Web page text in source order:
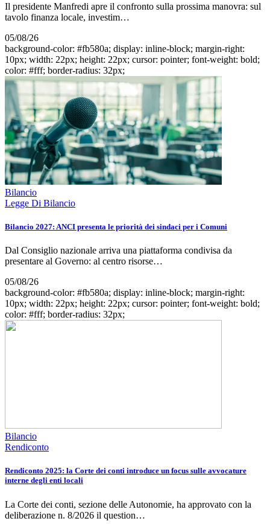
Il presidente Manfredi apre il confronto sulla prossima manovra: sul
tavolo finanza locale, investim…
05/08/26
background-color: #fb580a; display: inline-block; margin-right:
10px; width: 22px; height: 22px; cursor: pointer; font-weight: bold;
color: #fff; border-radius: 32px;
Bilancio
Legge Di Bilancio
Bilancio 2027: ANCI presenta le priorità dei sindaci per i Comuni
Dal Consiglio nazionale arriva una piattaforma condivisa da
presentare al Governo: al centro risorse…
05/08/26
background-color: #fb580a; display: inline-block; margin-right:
10px; width: 22px; height: 22px; cursor: pointer; font-weight: bold;
color: #fff; border-radius: 32px;
Bilancio
Rendiconto
Rendiconto 2025: la Corte dei conti introduce un focus sulle avvocature
interne degli enti locali
La Corte dei conti, sezione delle Autonomie, ha approvato con la
deliberazione n. 8/2026 il question…